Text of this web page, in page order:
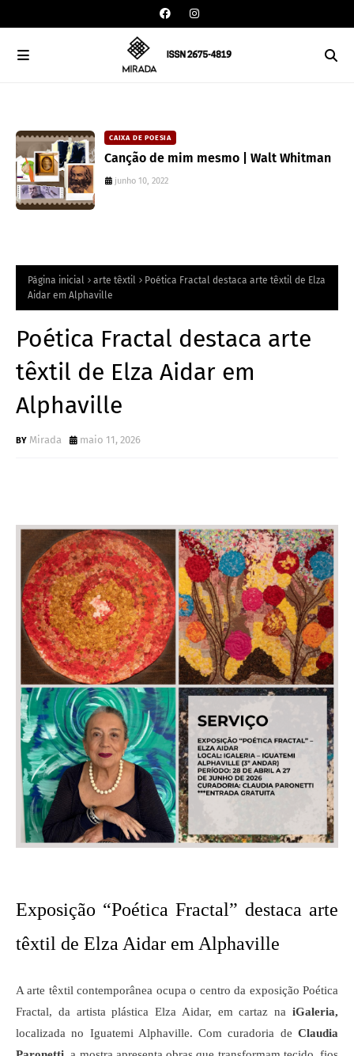
CAIXA DE POESIA
Canção de mim mesmo | Walt Whitman
junho 10, 2022
Página inicial arte têxtil
Poética Fractal destaca arte têxtil de Elza
Aidar em Alphaville
Poética Fractal destaca arte
têxtil de Elza Aidar em
Alphaville
Mirada maio 11, 2026
Exposição “Poética Fractal” destaca arte
têxtil de Elza Aidar em Alphaville
A arte têxtil contemporânea ocupa o centro da exposição Poética
Fractal, da artista plástica Elza Aidar, em cartaz na iGaleria,
localizada no Iguatemi Alphaville. Com curadoria de Claudia